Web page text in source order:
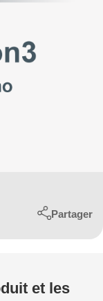
Partager
et les